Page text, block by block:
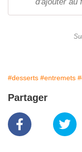
#desserts #entremets
Partager